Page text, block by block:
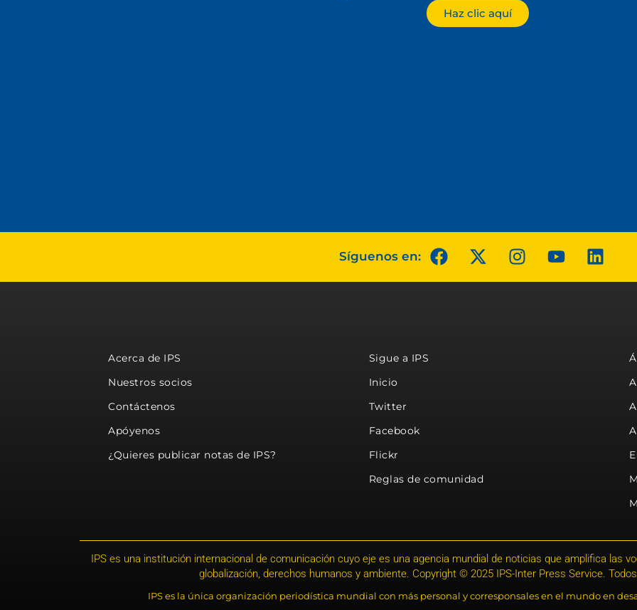
Haz clic aquí
Síguenos en:
Acerca de IPS
Nuestros socios
Contáctenos
Apóyenos
¿Quieres publicar notas de IPS?
Sigue a IPS
Inicio
Twitter
Facebook
Flickr
Reglas de comunidad
IPS es una institución internacional de comunicación cuyo eje es una agencia mundial de noticias que amplifica las
globalización, derechos humanos y ambiente. Copyright © 2025 IPS-Inter Press Service.
IPS es la única organización periodística mundial con más personal y corresponsales en el mundo en